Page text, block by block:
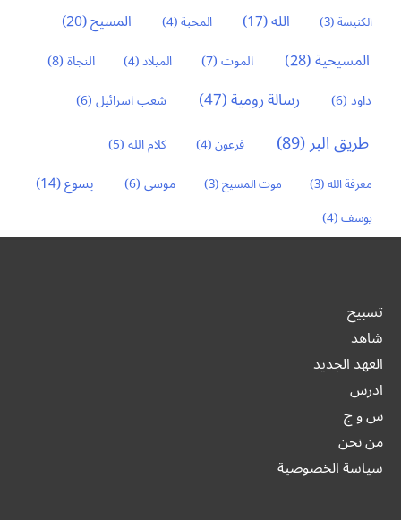
الكنيسة(3) الله(17) المحبة(4) المسيح(20)
المسيحية(28) الموت(7) الميلاد(4) النجاة(8)
داود(6) رسالة رومية(47) شعب اسرائيل(6)
طريق البر(89) فرعون(4) كلام الله(5)
معرفة الله(3) موت المسيح(3) موسى(6) يسوع(14)
يوسف(4)
تسبيح
شاهد
العهد الجديد
ادرس
س و ج
من نحن
سياسة الخصوصية